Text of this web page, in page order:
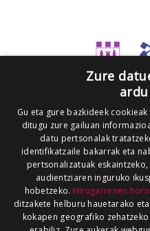
Zure
Gu eta gure bazkideek
ditugu zure gailuan
datu pertsonalak
identifikatzaile bakarrak eta
pertsonalizatuak
audientziaren inguruko
hobetzeko. Hirugarrenen
ditzakete helburu hauetarako
kokapen geografiko